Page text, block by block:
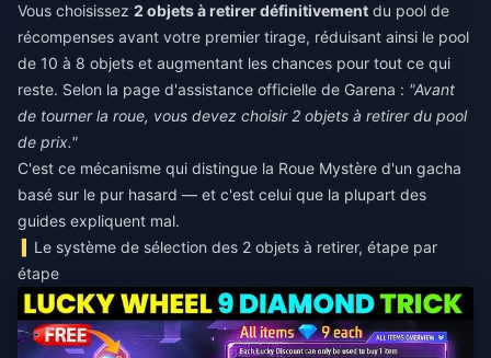
Vous choisissez 2 objets à retirer définitivement du pool de
récompenses avant votre premier tirage, réduisant ainsi le pool
de 10 à 8 objets et augmentant les chances pour tout ce qui
reste. Selon la page d'assistance officielle de Garena : "Avant
de tourner la roue, vous devez choisir 2 objets à retirer du pool
de prix."
C'est ce mécanisme qui distingue la Roue Mystère d'un gacha
basé sur le pur hasard — et c'est celui que la plupart des
guides expliquent mal.
Le système de sélection des 2 objets à retirer, étape par
étape